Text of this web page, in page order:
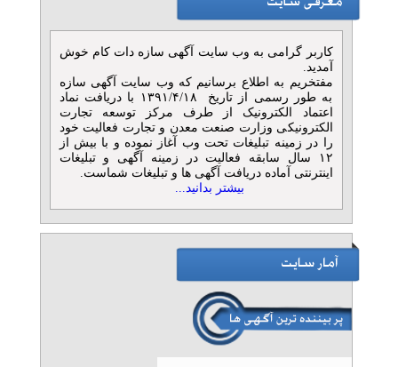
کاربر گرامی به وب سایت آگهی سازه دات کام خوش
آمدید.
مفتخریم به اطلاع برسانیم که وب سایت آگهی سازه
به طور رسمی از تاریخ ۱۳۹۱/۴/۱۸ با دریافت نماد
اعتماد الکترونیک از طرف مرکز توسعه تجارت
الکترونیکی وزارت صنعت معدن و تجارت فعالیت خود
را در زمینه تبلیغات تحت وب آغاز نموده و با بیش از
۱۲ سال سابقه فعالیت در زمینه آگهی و تبلیغات
اینترنتی آماده دریافت آگهی ها و تبلیغات شماست.
بیشتر بدانید...